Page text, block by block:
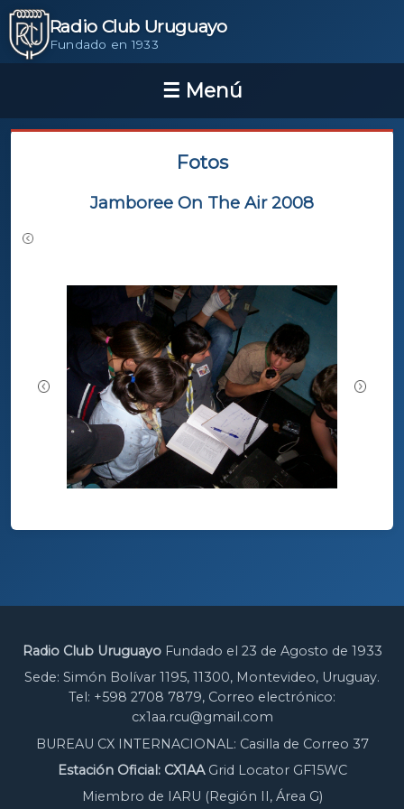
Radio Club Uruguayo
Fundado en 1933
Fotos
Jamboree On The Air 2008
Radio Club UruguayoFundado el 23 de Agosto de 1933
Sede: Simón Bolívar 1195, 11300, Montevideo, Uruguay.
Tel: +598 2708 7879, Correo electrónico:
cx1aa.rcu@gmail.com
BUREAU CX INTERNACIONAL: Casilla de Correo 37
Estación Oficial: CX1AAGrid Locator GF15WC
Miembro de IARU (Región II, Área G)